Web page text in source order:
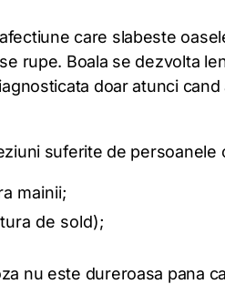
care slabeste
rupe. Boala se dezvolta
doar atunci
suferite de persoanele
mainii;
de sold);
nu este dureroasa pana